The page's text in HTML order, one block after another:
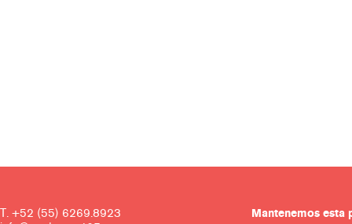
T. +52 (55) 6269.8923
Mantenemos